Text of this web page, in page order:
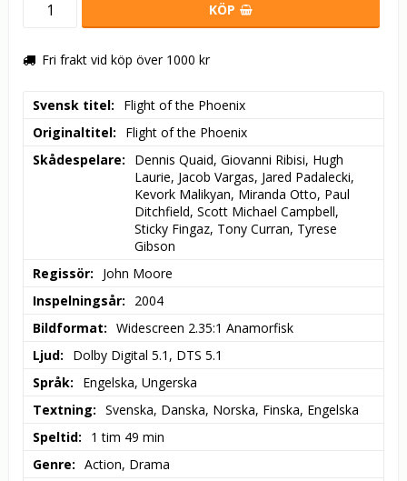
KÖP
Fri frakt vid köp över 1000 kr
Svensk titel
Flight of the Phoenix
Originaltitel
Flight of the Phoenix
Skådespelare
Dennis Quaid, Giovanni Ribisi, Hugh
Laurie, Jacob Vargas, Jared Padalecki,
Kevork Malikyan, Miranda Otto, Paul
Ditchfield, Scott Michael Campbell,
Sticky Fingaz, Tony Curran, Tyrese
Gibson
Regissör
John Moore
Inspelningsår
2004
Bildformat
Widescreen 2.35:1 Anamorfisk
Ljud
Dolby Digital 5.1, DTS 5.1
Språk
Engelska, Ungerska
Textning
Svenska, Danska, Norska, Finska, Engelska
Speltid
1 tim 49 min
Genre
Action, Drama